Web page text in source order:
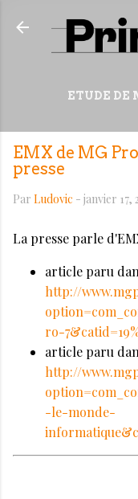
ETUDE DE
EMX de MG
presse
Par Ludovic - janvier 17,
La presse parle
article paru
http://
ro-
article paru
http://
-le-monde-